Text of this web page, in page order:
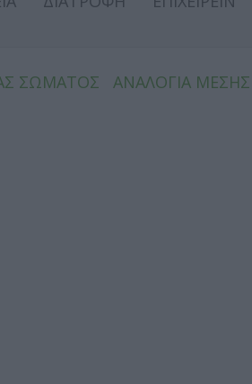
ΣΩΜΑΤΟΣ
ΑΝΑΛΟΓΙΑ